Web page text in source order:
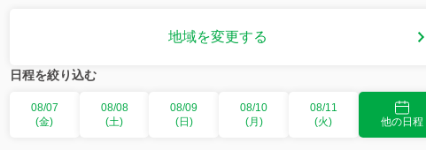
地域を変更する
日程を絞り込む
08/07
(金)
08/08
(土)
08/09
(日)
08/10
(月)
08/11
(火)
他の日程